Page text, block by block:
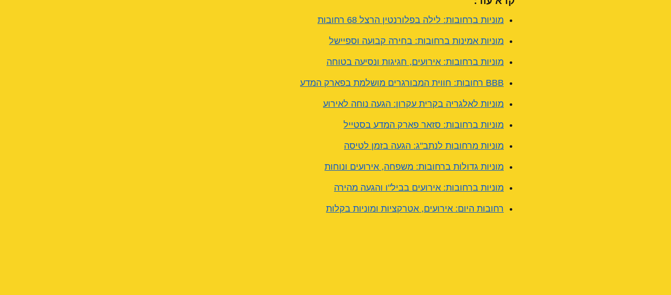
מוניות ברחובות: לילה בפלורנטין הרצל 68 רחובות
מוניות אמינות ברחובות: בחירה קבועה וספיישל
מוניות ברחובות: אירועים, חגיגות ונסיעה בטוחה
BBB רחובות: חווית המבורגרים מושלמת בפארק המדע
מוניות לאלגריה בקרית עקרון: הגעה נוחה לאירוע
מוניות ברחובות: סזאר פארק המדע בסטייל
מוניות מרחובות לנתב"ג: הגעה בזמן לטיסה
מוניות גדולות ברחובות: משפחה, אירועים ונוחות
מוניות ברחובות: אירועים בביל"ו והגעה מהירה
רחובות היום: אירועים, אטרקציות ומוניות בקלות